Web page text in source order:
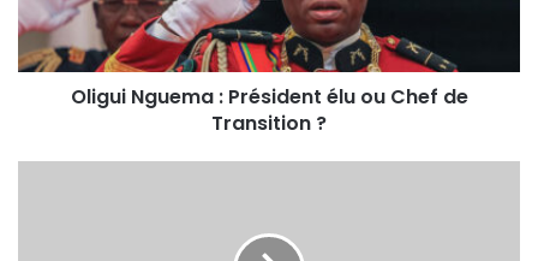
Oligui Nguema : Président élu ou Chef de
Transition ?